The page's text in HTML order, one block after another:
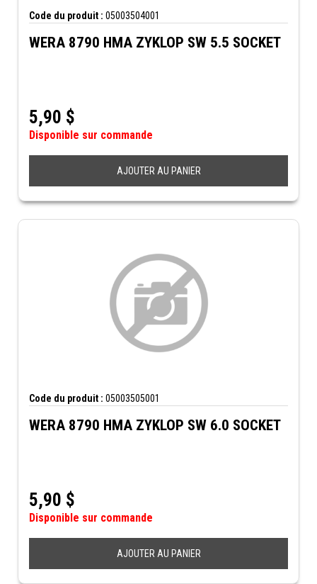
Code du produit : 05003504001
WERA 8790 HMA ZYKLOP SW 5.5 SOCKET
5,90 $
Disponible sur commande
AJOUTER AU PANIER
Code du produit : 05003505001
WERA 8790 HMA ZYKLOP SW 6.0 SOCKET
5,90 $
Disponible sur commande
AJOUTER AU PANIER